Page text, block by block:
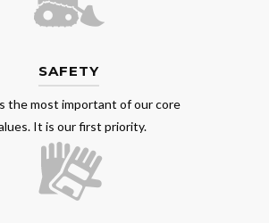
SAFETY
the most important of our core
It is our first priority.